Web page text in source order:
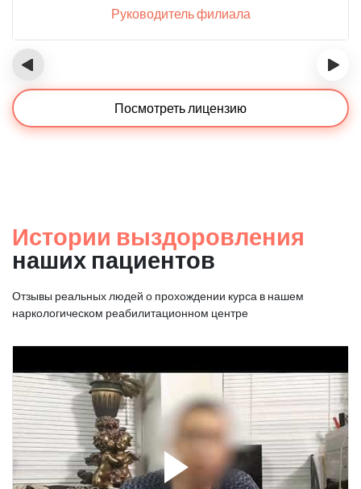
Руководитель филиала
‹ ›
Посмотреть лицензию
Истории выздоровления
наших пациентов
Отзывы реальных людей о прохождении курса в нашем
наркологическом реабилитационном центре